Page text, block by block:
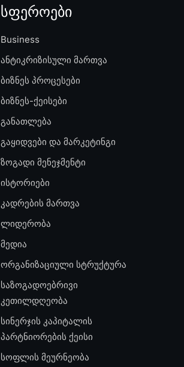
სფეროები
Business
ანტიკრიზისული მართვა
ბიზნეს პროცესები
ბიზნეს-ქეისები
განათლება
გაყიდვები და მარკეტინგი
ზოგადი მენეჯმენტი
ისტორიები
კადრების მართვა
ლიდერობა
მედია
ორგანიზაციული სტრუქტურა
საზოგადოებრივი
კეთილდღეობა
სინერჯის კაპიტალის
პარტნიორების ქეისი
სოფლის მეურნეობა